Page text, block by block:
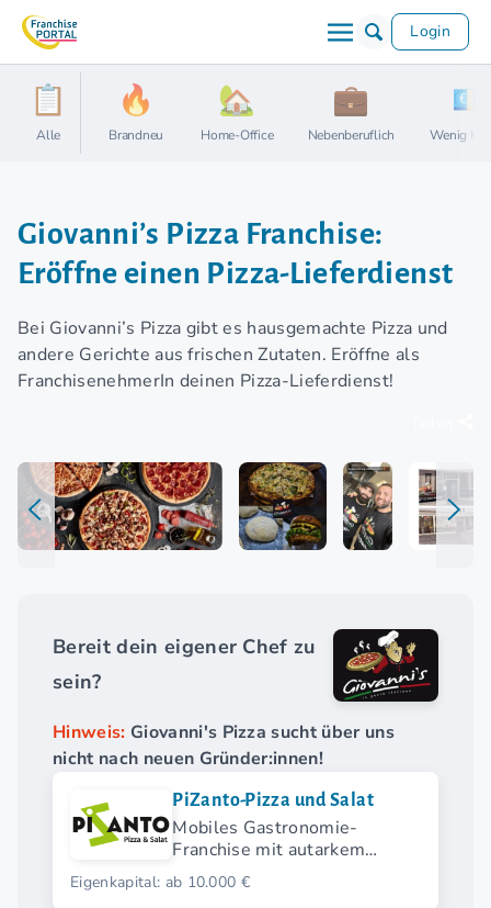
Login
Alle Brandneu Home-Office Nebenberuflich Wenig
Giovanni’s Pizza Franchise:
Eröffne einen Pizza-Lieferdienst
Bei Giovanni’s Pizza gibt es hausgemachte Pizza und
andere Gerichte aus frischen Zutaten. Eröffne als
FranchisenehmerIn deinen Pizza-Lieferdienst!
Bereit dein eigener Chef zu
sein?
Hinweis: Giovanni's Pizza sucht über uns
nicht nach neuen Gründer:innen!
PiZanto-Pizza und Salat
Mobiles Gastronomie-
Franchise mit autarkem
Verkaufsanhänger für Pizza
und Salat
Eigenkapital: ab 10.000 €